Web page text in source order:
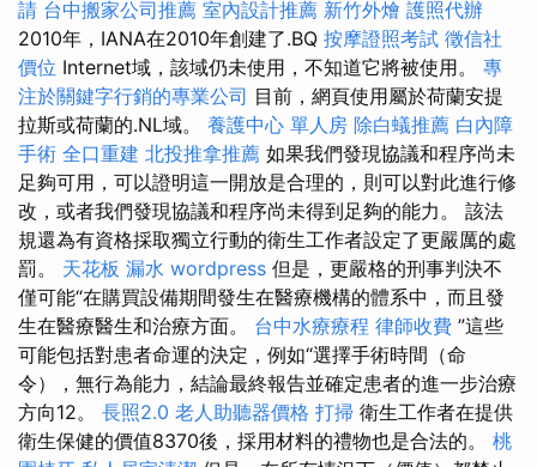
請 台中搬家公司推薦 室內設計推薦 新竹外燴 護照代辦
2010年，IANA在2010年創建了.BQ 按摩證照考試 徵信社
價位 Internet域，該域仍未使用，不知道它將被使用。 專
注於關鍵字行銷的專業公司 目前，網頁使用屬於荷蘭安提
拉斯或荷蘭的.NL域。 養護中心 單人房 除白蟻推薦 白內障
手術 全口重建 北投推拿推薦 如果我們發現協議和程序尚未
足夠可用，可以證明這一開放是合理的，則可以對此進行修
改，或者我們發現協議和程序尚未得到足夠的能力。 該法
規還為有資格採取獨立行動的衛生工作者設定了更嚴厲的處
罰。 天花板 漏水 wordpress 但是，更嚴格的刑事判決不
僅可能“在購買設備期間發生在醫療機構的體系中，而且發
生在醫療醫生和治療方面。 台中水療療程 律師收費 ”這些
可能包括對患者命運的決定，例如“選擇手術時間（命
令），無行為能力，結論最終報告並確定患者的進一步治療
方向12。 長照2.0 老人助聽器價格 打掃 衛生工作者在提供
衛生保健的價值8370後，採用材料的禮物也是合法的。 桃